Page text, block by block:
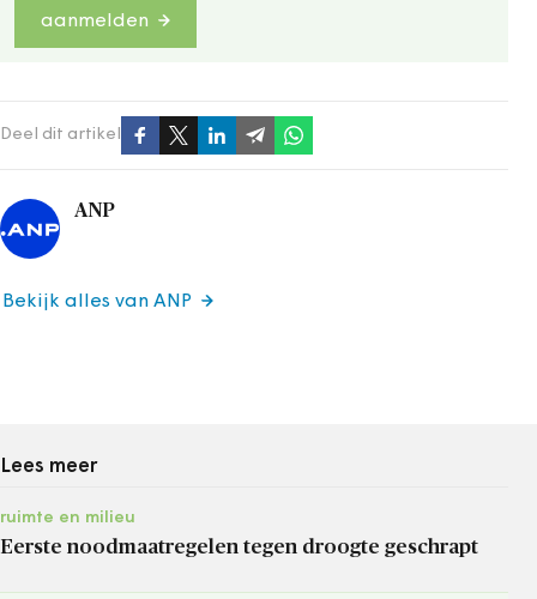
aanmelden
Deel dit artikel
ANP
Bekijk alles van ANP
Lees meer
ruimte en milieu
Eerste noodmaatregelen tegen droogte geschrapt